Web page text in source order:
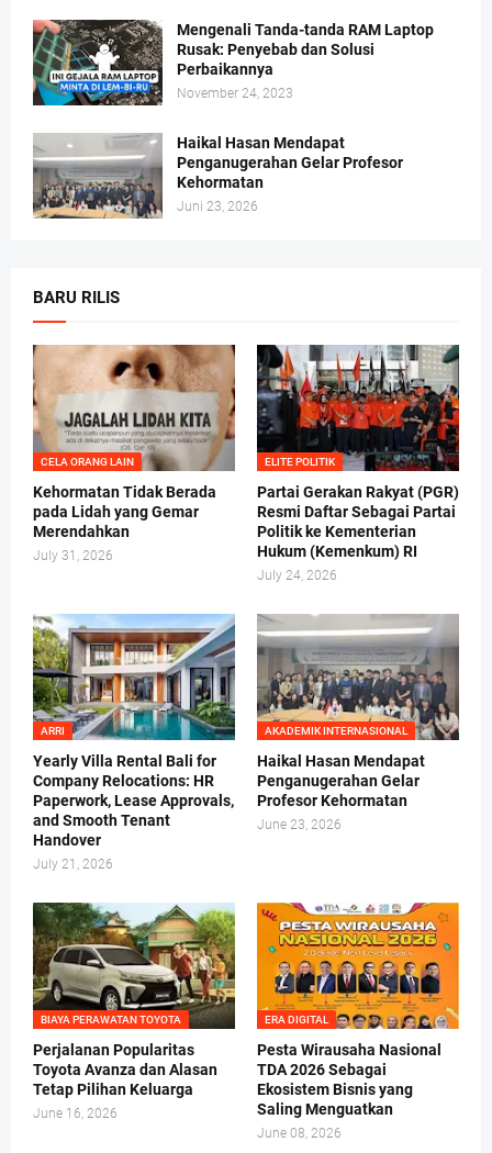
Mengenali Tanda-tanda RAM Laptop
Rusak: Penyebab dan Solusi
Perbaikannya
November 24, 2023
Haikal Hasan Mendapat
Penganugerahan Gelar Profesor
Kehormatan
Juni 23, 2026
BARU RILIS
CELA ORANG LAIN
Kehormatan Tidak Berada
pada Lidah yang Gemar
Merendahkan
July 31, 2026
ELITE POLITIK
Partai Gerakan Rakyat (PGR)
Resmi Daftar Sebagai Partai
Politik ke Kementerian
Hukum (Kemenkum) RI
July 24, 2026
ARRI
Yearly Villa Rental Bali for
Company Relocations: HR
Paperwork, Lease Approvals,
and Smooth Tenant
Handover
July 21, 2026
AKADEMIK INTERNASIONAL
Haikal Hasan Mendapat
Penganugerahan Gelar
Profesor Kehormatan
June 23, 2026
BIAYA PERAWATAN TOYOTA
Perjalanan Popularitas
Toyota Avanza dan Alasan
Tetap Pilihan Keluarga
June 16, 2026
ERA DIGITAL
Pesta Wirausaha Nasional
TDA 2026 Sebagai
Ekosistem Bisnis yang
Saling Menguatkan
June 08, 2026